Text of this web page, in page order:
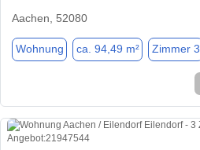
Aachen, 52080
Wohnung ca. 94,49 m² Zimmer 3